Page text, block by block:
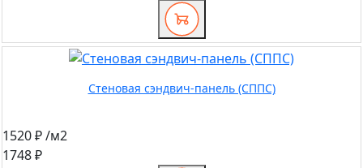
Cтеновая сэндвич-панель (СППС)
1520 ₽/м2
1748 ₽